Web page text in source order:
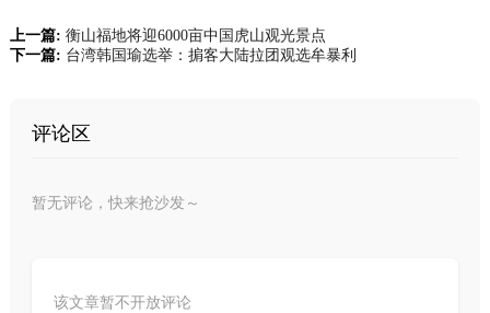
上一篇: ​衡山福地将迎6000亩中国虎山观光景点
下一篇: 台湾韩国瑜选举：掮客大陆拉团观选牟暴利
评论区
暂无评论，快来抢沙发～
该文章暂不开放评论